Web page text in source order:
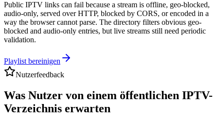
Public IPTV links can fail because a stream is offline, geo-blocked,
audio-only, served over HTTP, blocked by CORS, or encoded in a
way the browser cannot parse. The directory filters obvious geo-
blocked and audio-only entries, but live streams still need periodic
validation.
Playlist bereinigen
Nutzerfeedback
Was Nutzer von einem öffentlichen IPTV-
Verzeichnis erwarten